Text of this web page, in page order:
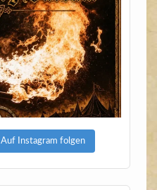
Auf Instagram folgen